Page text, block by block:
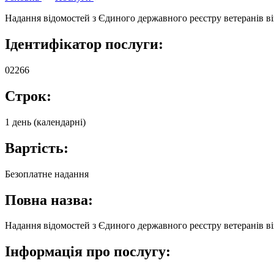
Надання відомостей з Єдиного державного реєстру ветеранів
Ідентифікатор послуги:
02266
Строк:
1 день (календарні)
Вартість:
Безоплатне надання
Повна назва:
Надання відомостей з Єдиного державного реєстру ветеранів
Інформація про послугу: